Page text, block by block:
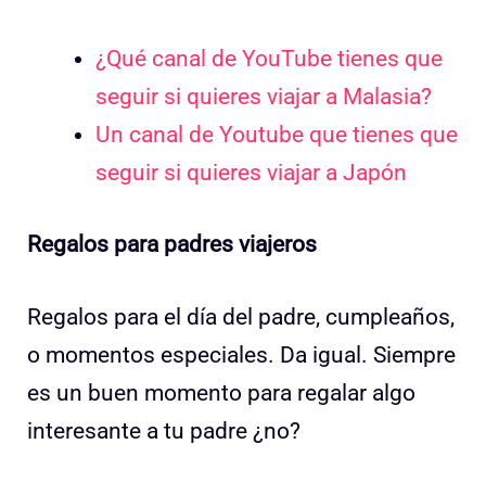
¿Qué canal de YouTube tienes que
seguir si quieres viajar a Malasia?
Un canal de Youtube que tienes que
seguir si quieres viajar a Japón
Regalos para padres viajeros
Regalos para el día del padre, cumpleaños,
o momentos especiales. Da igual. Siempre
es un buen momento para regalar algo
interesante a tu padre ¿no?